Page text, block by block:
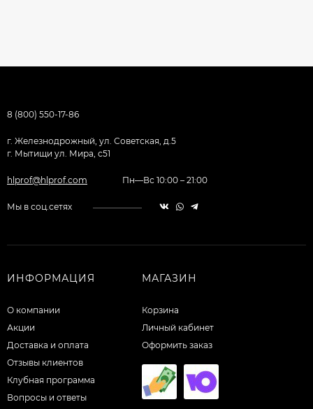
8 (800) 550-17-86
г. Железнодрожный, ул. Советская, д.5
г. Мытищи ул. Мира, с51
hlprof@hlprof.com Пн—Вс 10:00 – 21:00
Мы в соц.сетях
ИНФОРМАЦИЯ
О компании
Акции
Доставка и оплата
Отзывы клиентов
Клубная программа
Вопросы и ответы
МАГАЗИН
Корзина
Личный кабинет
Оформить заказ